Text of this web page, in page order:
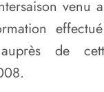
venu
de